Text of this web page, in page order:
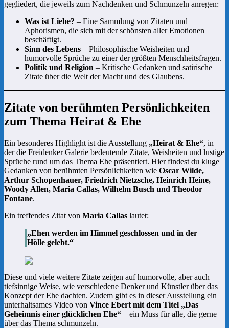
gegliedert, die jeweils zum Nachdenken und Schmunzeln anregen:
Was ist Liebe? – Eine Sammlung von Zitaten und
Aphorismen, die sich mit der schönsten aller Emotionen
beschäftigt.
Sinn des Lebens – Philosophische Weisheiten und
humorvolle Sprüche zu einer der größten Menschheitsfragen.
Politik und Religion – Kritische Gedanken und satirische
Zitate über die Welt der Macht und des Glaubens.
Zitate von berühmten Persönlichkeiten
zum Thema Heirat & Ehe
Ein besonderes Highlight ist die Ausstellung „Heirat & Ehe“, in
der die Freidenker Galerie bedeutende Zitate, Weisheiten und lustige
Sprüche rund um das Thema Ehe präsentiert. Hier findest du kluge
Gedanken von berühmten Persönlichkeiten wie Oscar Wilde,
Arthur Schopenhauer, Friedrich Nietzsche, Heinrich Heine,
Woody Allen, Maria Callas, Wilhelm Busch und Theodor
Fontane.
Ein treffendes Zitat von Maria Callas lautet:
„Ehen werden im Himmel geschlossen und in der
Hölle gelebt.“
Diese und viele weitere Zitate zeigen auf humorvolle, aber auch
tiefsinnige Weise, wie verschiedene Denker und Künstler über das
Konzept der Ehe dachten. Zudem gibt es in dieser Ausstellung ein
unterhaltsames Video von Vince Ebert mit dem Titel „Das
Geheimnis einer glücklichen Ehe“ – ein Muss für alle, die gerne
über das Thema schmunzeln.